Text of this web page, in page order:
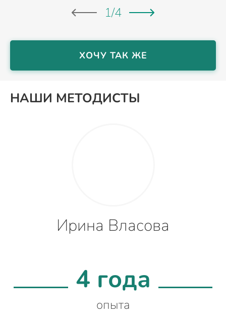
1/4
ХОЧУ ТАК ЖЕ
НАШИ МЕТОДИСТЫ
Ирина Власова
4 года
опыта